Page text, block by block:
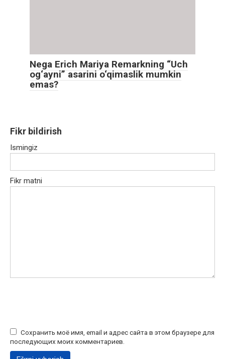
Nega Erich Mariya Remarkning “Uch
og‘ayni” asarini o‘qimaslik mumkin
emas?
Fikr bildirish
Ismingiz
Fikr matni
Сохранить моё имя, email и адрес сайта в этом браузере для
последующих моих комментариев.